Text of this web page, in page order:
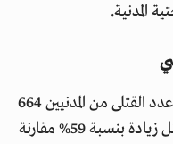
المدنية.
من يناير إلى أبريل 2025، بلغ إجمالي عدد القتلى من المدنيين 664
شخصًا، والمصابين 3,425، وهو ما يمثل زيادة بنسبة 59% مقارنة